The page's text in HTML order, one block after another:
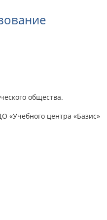
общества.
«Учебного центра «Базис»